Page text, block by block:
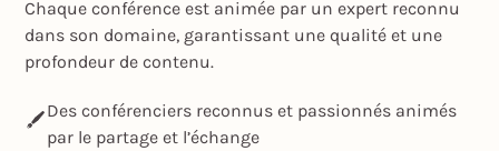
Chaque conférence est animée par un expert reconnu
dans son domaine, garantissant une qualité et une
profondeur de contenu.
Des conférenciers reconnus et passionnés animés
par le partage et l’échange